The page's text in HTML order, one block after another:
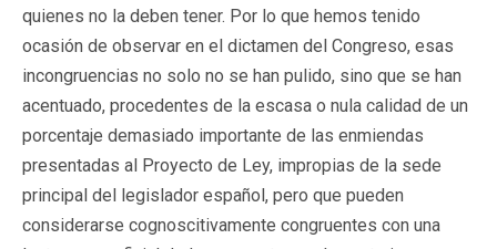
quienes no la deben tener. Por lo que hemos tenido
ocasión de observar en el dictamen del Congreso, esas
incongruencias no solo no se han pulido, sino que se han
acentuado, procedentes de la escasa o nula calidad de un
porcentaje demasiado importante de las enmiendas
presentadas al Proyecto de Ley, impropias de la sede
principal del legislador español, pero que pueden
considerarse cognoscitivamente congruentes con una